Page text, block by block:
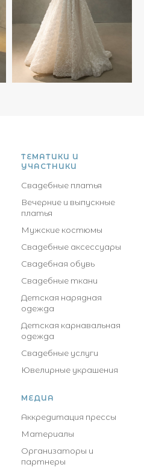
ТЕМАТИКИ И
УЧАСТНИКИ
Свадебные платья
Вечерние и выпускные
платья
Мужские костюмы
Свадебные аксессуары
Свадебная обувь
Свадебные ткани
Детская нарядная
одежда
Детская карнавальная
одежда
Свадебные услуги
Ювелирные украшения
МЕДИА
Аккредитация прессы
Материалы
Организаторы и
партнеры